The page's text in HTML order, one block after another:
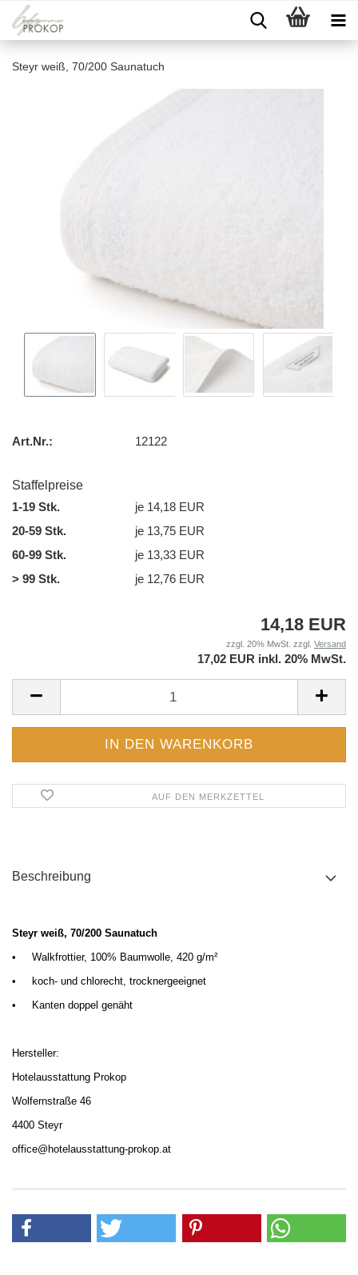
Steyr weiß, 70/200 Saunatuch
Art.Nr.: 12122
Staffelpreise
1-19 Stk.
je 14,18 EUR
20-59 Stk.
je 13,75 EUR
60-99 Stk.
je 13,33 EUR
> 99 Stk.
je 12,76 EUR
14,18 EUR
zzgl. 20% MwSt. zzgl. Versand
17,02 EUR inkl. 20% MwSt.
AUF DEN MERKZETTEL
Beschreibung
Steyr weiß, 70/200 Saunatuch
•
Walkfrottier, 100% Baumwolle, 420 g/m²
•
koch- und chlorecht, trocknergeeignet
•
Kanten doppel genäht
Hersteller:
Hotelausstattung Prokop
Wolfernstraße 46
4400 Steyr
office@hotelausstattung-prokop.at